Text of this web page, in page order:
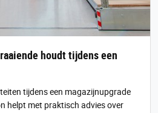
houdt tijdens een
tijdens een magazijnupgrade
helpt met praktisch advies over